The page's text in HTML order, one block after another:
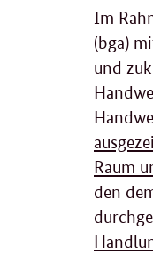
Im
(bga)
und
Raum
den